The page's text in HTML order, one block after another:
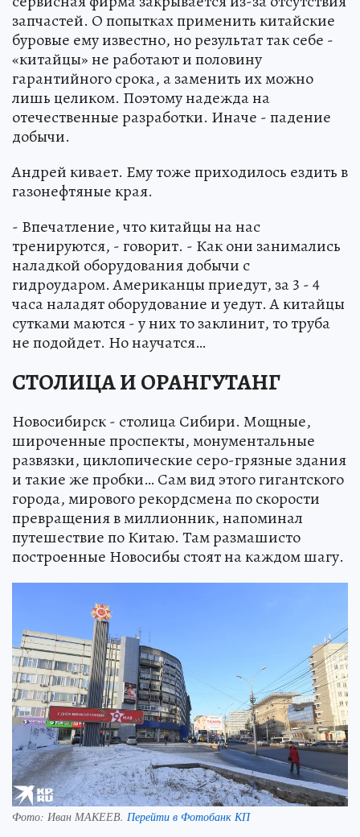
запчастей. О попытках применить китайские
буровые ему известно, но результат так себе -
«китайцы» не работают и половину
гарантийного срока, а заменить их можно
лишь целиком. Поэтому надежда на
отечественные разработки. Иначе - падение
добычи.
Андрей кивает. Ему тоже приходилось ездить в
газонефтяные края.
- Впечатление, что китайцы на нас
тренируются, - говорит. - Как они занимались
наладкой оборудования добычи с
гидроударом. Американцы приедут, за 3 - 4
часа наладят оборудование и уедут. А китайцы
сутками маются - у них то заклинит, то труба
не подойдет. Но научатся…
СТОЛИЦА И ОРАНГУТАНГ
Новосибирск - столица Сибири. Мощные,
широченные проспекты, монументальные
развязки, циклопические серо-грязные здания
и такие же пробки… Сам вид этого гигантского
города, мирового рекордсмена по скорости
превращения в миллионник, напоминал
путешествие по Китаю. Там размашисто
построенные Новосибы стоят на каждом шагу.
Фото: Иван МАКЕЕВ. Перейти в Фотобанк КП